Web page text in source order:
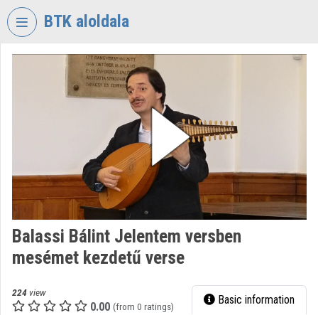
Skip header
BTK aloldala
VIDEO TORIUM
Organization home
Organization discovery
Categories
Balassi Bálint Jelentem versben
mesémet kezdetű verse
224 view
0.00 (from 0 ratings) Basic information